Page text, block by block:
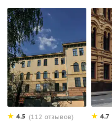
4.5 (112 отзывов) 4.7